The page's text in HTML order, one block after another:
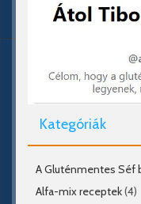
Kategóriák
A Gluténmentes Séf
Alfa-mix receptek(4)